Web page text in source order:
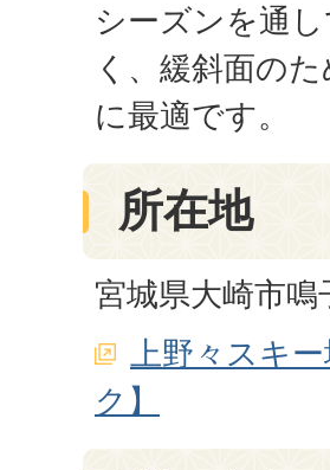
シーズンを通
く、緩斜面の
に最適です。
所在地
宮城県大崎市
上野々スキ
ク】